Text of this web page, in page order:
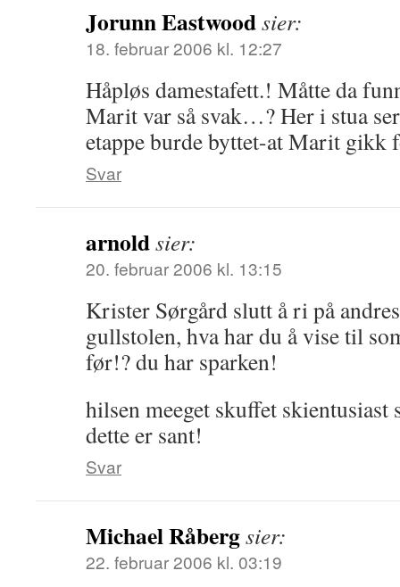
Jorunn Eastwoodsier:
18. februar 2006 kl. 12:27
Håpløs damestafett.! Måtte da
Marit var så svak…? Her i stua
etappe burde byttet-at Marit gikk
Svar
arnoldsier:
20. februar 2006 kl. 13:15
Krister Sørgård slutt å ri på
gullstolen, hva har du å vise til
før!? du har sparken!
hilsen meeget skuffet skientusiast
dette er sant!
Svar
Michael Råbergsier:
22. februar 2006 kl. 03:19